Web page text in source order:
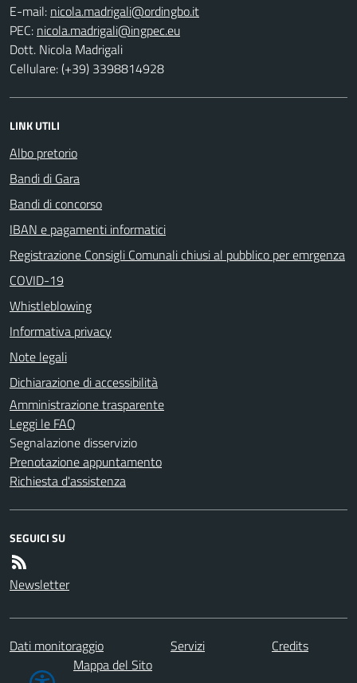
E-mail:
PEC:
Dott. Nicola Madrigali
Cellulare: (+39) 3398814928
LINK UTILI
Albo pretorio
Bandi di Gara
Bandi di concorso
IBAN e pagamenti informatici
Registrazione Consigli Comunali chiusi al pubblico per emrgenza
COVID-19
Whistleblowing
Informativa privacy
Note legali
Dichiarazione di accessibilità
Amministrazione trasparente
Leggi le FAQ
Segnalazione disservizio
Prenotazione appuntamento
Richiesta d'assistenza
SEGUICI SU
Newsletter
Dati monitoraggio Servizi
Credits
Mappa del Sito